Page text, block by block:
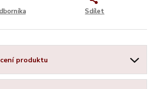
Sdílet
produktu